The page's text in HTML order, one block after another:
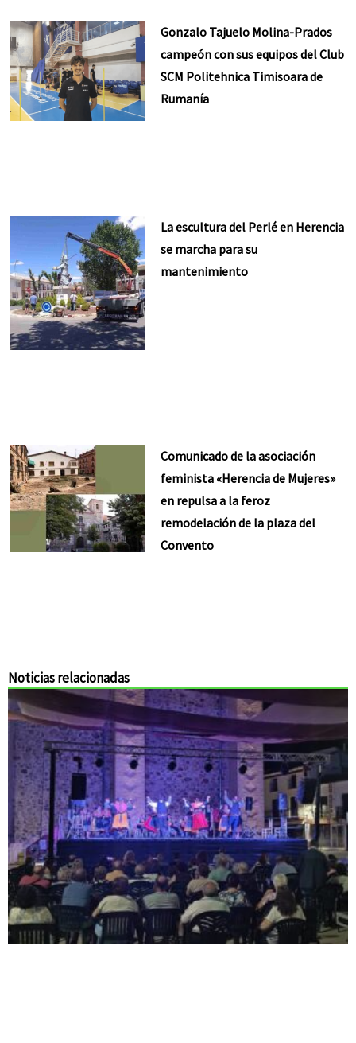
Gonzalo Tajuelo Molina-Prados
campeón con sus equipos del Club
SCM Politehnica Timisoara de
Rumanía
La escultura del Perlé en Herencia
se marcha para su
mantenimiento
Comunicado de la asociación
feminista «Herencia de Mujeres»
en repulsa a la feroz
remodelación de la plaza del
Convento
Noticias relacionadas